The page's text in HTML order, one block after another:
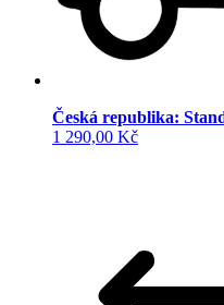
Česká republika:
1 290,00 Kč